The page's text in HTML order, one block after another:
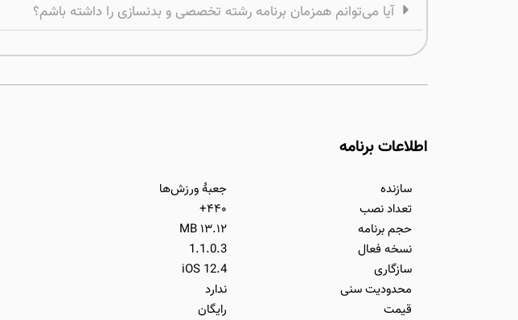
آیا می‌توانم همزمان برنامه رشته تخصصی و بدنسازی را داشته باشم؟
اطلاعات برنامه
جعبۀ ورزش‌ها
۴۴۰+
۱۳.۱۲ MB
1.1.0.3
iOS 12.4
ندارد
رایگان
سازنده
تعداد نصب
حجم برنامه
نسخه فعال
سازگاری
محدودیت سنی
قیمت